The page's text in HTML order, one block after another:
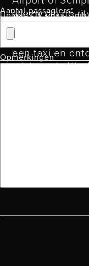
alleen om de
ervaring. Meer
onze
een taxi en
reizigers in
Aantal passagiers*
Opmerkingen
Upload CV (max. 3mb)